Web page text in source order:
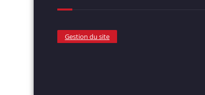
Gestion du site